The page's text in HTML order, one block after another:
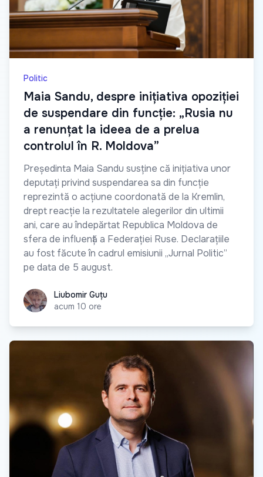
Politic
Maia Sandu, despre inițiativa opoziției
de suspendare din funcție: „Rusia nu
a renunțat la ideea de a prelua
controlul în R. Moldova”
Președinta Maia Sandu susține că inițiativa unor
deputați privind suspendarea sa din funcție
reprezintă o acțiune coordonată de la Kremlin,
drept reacție la rezultatele alegerilor din ultimii
ani, care au îndepărtat Republica Moldova de
sfera de influență a Federației Ruse. Declarațiile
au fost făcute în cadrul emisiunii „Jurnal Politic”
pe data de 5 august.
Liubomir Guțu
Liubomir Guțu
acum 10 ore